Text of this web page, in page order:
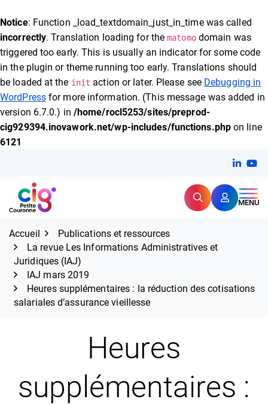
Notice: Function _load_textdomain_just_in_time was called
incorrectly. Translation loading for thematomodomain was
triggered too early. This is usually an indicator for some code
in the plugin or theme running too early. Translations should
be loaded at the init action or later. Please see Debugging in
WordPressfor more information. (This message was added in
version 6.7.0.) in /home/rocl5253/sites/preprod-
cig929394.inovawork.net/wp-includes/functions.phpon line
6121
contenu
CIG Petite Couronne RechercherMENU
CIG Petite Couronne
Expertise et proximité pour
les grands défis RH,
aujourd'hui et demain.
FERMER
Accueil
Publications et ressources
La revue Les Informations Administratives et
Juridiques (IAJ)
IAJ mars 2019
Heures supplémentaires : la réduction des cotisations
salariales d’assurance vieillesse
Heures
supplémentaires :